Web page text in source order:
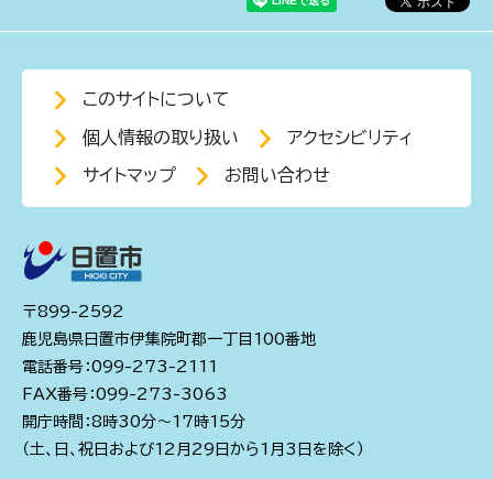
このサイトについて
個人情報の取り扱い アクセシビリティ
サイトマップ お問い合わせ
〒899-2592
鹿児島県日置市伊集院町郡一丁目100番地
電話番号：099-273-2111
FAX番号：099-273-3063
開庁時間：8時30分～17時15分
（土、日、祝日および12月29日から1月3日を除く）